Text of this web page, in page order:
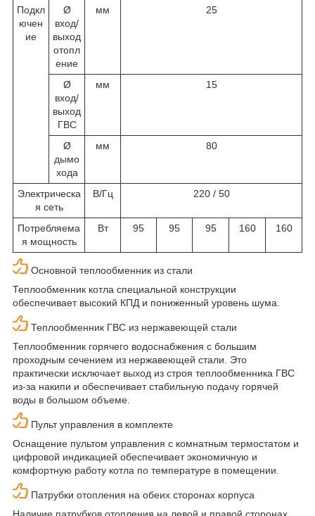
Подкл
ючен
ие
Ø
вход/
выход
отопл
ение
мм 25
Ø
вход/
выход
ГВС
мм 15
Ø
дымо
хода
мм 80
Электрическа
я сеть
В/Гц 220 / 50
Потребляема
я мощность
Вт 95 95 95 160 160
Основной теплообменник из стали
Теплообменник котла специальной конструкции
обеспечивает высокий КПД и пониженный уровень шума.
Теплообменник ГВС из нержавеющей стали
Теплообменник горячего водоснабжения с большим
проходным сечением из нержавеющей стали. Это
практически исключает выход из строя теплообменника ГВС
из-за накипи и обеспечивает стабильную подачу горячей
воды в большом объеме.
Пульт управления в комплекте
Оснащение пультом управления с комнатным термостатом и
цифровой индикацией обеспечивает экономичную и
комфортную работу котла по температуре в помещении.
Патрубки отопления на обеих сторонах корпуса
Наличие патрубков отопления на левой и правой сторонах